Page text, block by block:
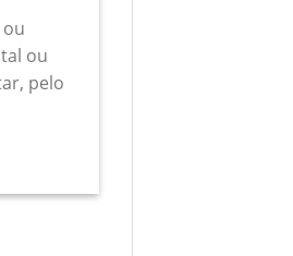
ou
pelo